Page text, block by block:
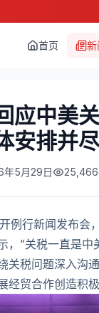
首页 新
应中美
安排并
年5月29日 25,466
例行新闻发布会
，“关税一直是
关税问题深入沟
经贸合作创造积